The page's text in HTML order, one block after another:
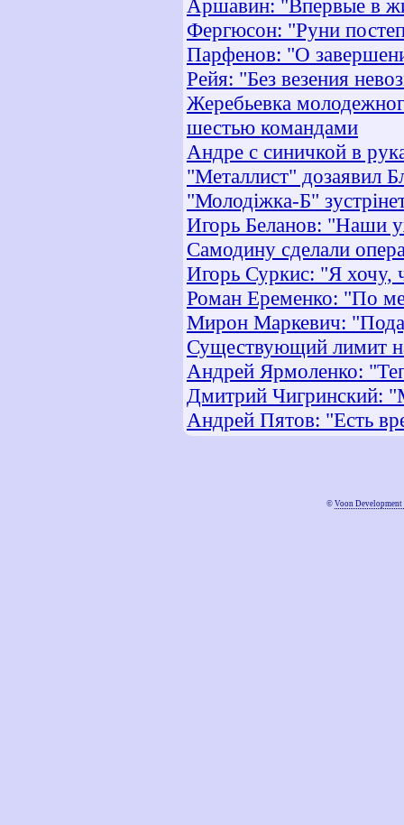
Аршавин: "Впервые в
Фергюсон: "Руни
Парфенов: "О
Рейя: "Без везения
Жеребьевка
шестью командами
Андре с синичкой в
"Металлист" дозаявил
"Молодіжка-Б"
Игорь Беланов: "Наши
Самодину сделали
Игорь Суркис: "Я хочу,
Роман Еременко: "По
Мирон Маркевич:
Существующий лимит
Андрей Ярмоленко:
Дмитрий Чигринский:
Андрей Пятов: "Есть
© Voon Development